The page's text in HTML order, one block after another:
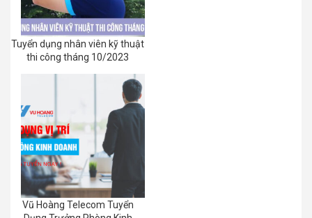
Tuyển dụng nhân viên kỹ thuật
thi công tháng 10/2023
Vũ Hoàng Telecom Tuyển